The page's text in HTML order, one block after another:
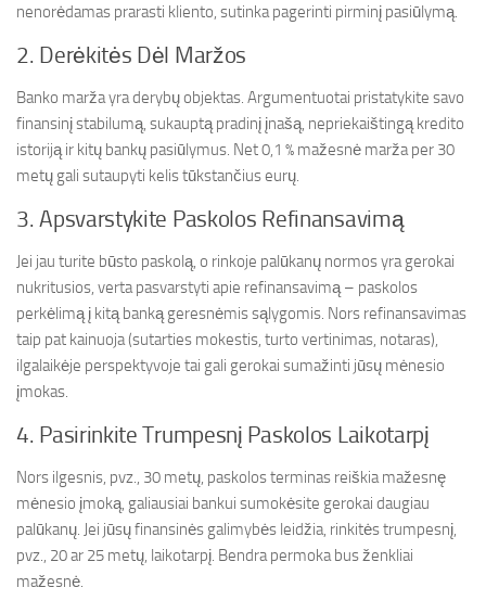
nenorėdamas prarasti kliento, sutinka pagerinti pirminį pasiūlymą.
2. Derėkitės Dėl Maržos
Banko marža yra derybų objektas. Argumentuotai pristatykite savo
finansinį stabilumą, sukauptą pradinį įnašą, nepriekaištingą kredito
istoriją ir kitų bankų pasiūlymus. Net 0,1 % mažesnė marža per 30
metų gali sutaupyti kelis tūkstančius eurų.
3. Apsvarstykite Paskolos Refinansavimą
Jei jau turite būsto paskolą, o rinkoje palūkanų normos yra gerokai
nukritusios, verta pasvarstyti apie refinansavimą – paskolos
perkėlimą į kitą banką geresnėmis sąlygomis. Nors refinansavimas
taip pat kainuoja (sutarties mokestis, turto vertinimas, notaras),
ilgalaikėje perspektyvoje tai gali gerokai sumažinti jūsų mėnesio
įmokas.
4. Pasirinkite Trumpesnį Paskolos Laikotarpį
Nors ilgesnis, pvz., 30 metų, paskolos terminas reiškia mažesnę
mėnesio įmoką, galiausiai bankui sumokėsite gerokai daugiau
palūkanų. Jei jūsų finansinės galimybės leidžia, rinkitės trumpesnį,
pvz., 20 ar 25 metų, laikotarpį. Bendra permoka bus ženkliai
mažesnė.